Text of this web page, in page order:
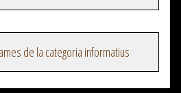
de la categoria informatius